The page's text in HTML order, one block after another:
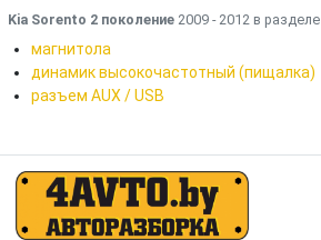
Kia Sorento 2 поколение 2009 - 2012 в разделе
магнитола
динамик высокочастотный (пищалка)
разъем AUX / USB